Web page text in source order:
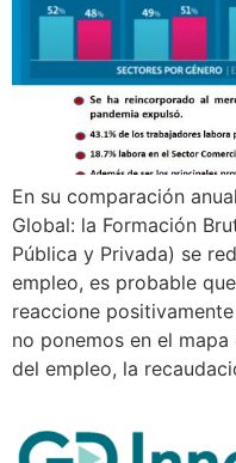
En su comparación
Global: la Formación
Pública y Privada) se
empleo, es probable
reaccione
no ponemos en el
del empleo, la